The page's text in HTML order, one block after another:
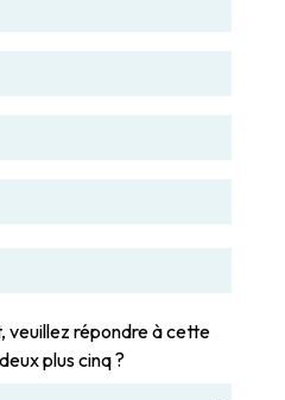
veuillez répondre à cette
plus cinq ?